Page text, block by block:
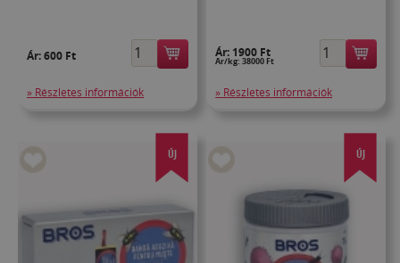
Ár:600 Ft
» Részletes információk
Ár: 1900 Ft
Ár/kg: 38000 Ft
» Részletes információk
ÚJ ÚJ